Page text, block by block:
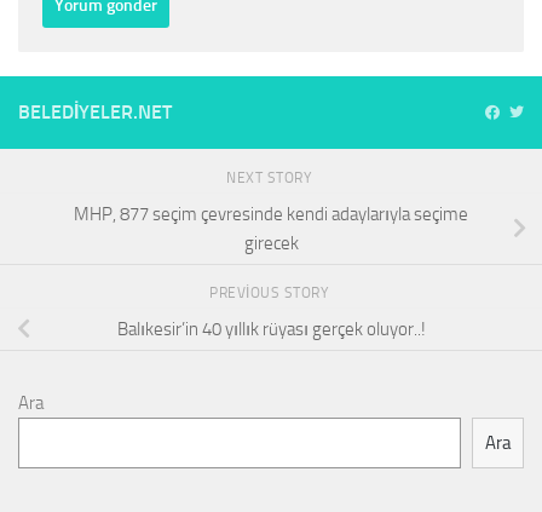
BELEDIYELER.NET
NEXT STORY
MHP, 877 seçim çevresinde kendi adaylarıyla seçime
girecek
PREVIOUS STORY
Balıkesir’in 40 yıllık rüyası gerçek oluyor..!
Ara
Ara